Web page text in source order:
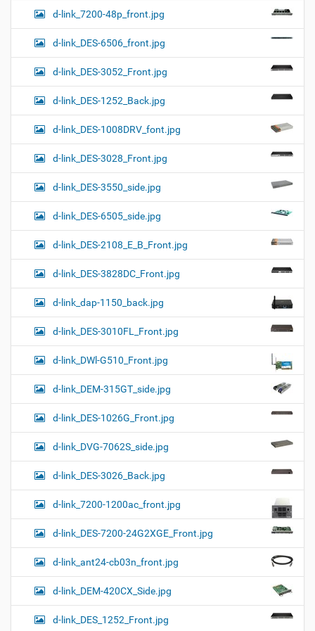
d-link_7200-48p_front.jpg
d-link_DES-6506_front.jpg
d-link_DES-3052_Front.jpg
d-link_DES-1252_Back.jpg
d-link_DES-1008DRV_font.jpg
d-link_DES-3028_Front.jpg
d-link_DES-3550_side.jpg
d-link_DES-6505_side.jpg
d-link_DES-2108_E_B_Front.jpg
d-link_DES-3828DC_Front.jpg
d-link_dap-1150_back.jpg
d-link_DES-3010FL_Front.jpg
d-link_DWl-G510_Front.jpg
d-link_DEM-315GT_side.jpg
d-link_DES-1026G_Front.jpg
d-link_DVG-7062S_side.jpg
d-link_DES-3026_Back.jpg
d-link_7200-1200ac_front.jpg
d-link_DES-7200-24G2XGE_Front.jpg
d-link_ant24-cb03n_front.jpg
d-link_DEM-420CX_Side.jpg
d-link_DES_1252_Front.jpg